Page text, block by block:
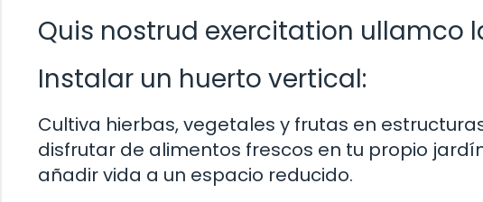
Quis nostrud exercitation ullamco
Instalar un huerto vertical:
Cultiva hierbas, vegetales y frutas en
disfrutar de alimentos frescos en tu propio
añadir vida a un espacio reducido.